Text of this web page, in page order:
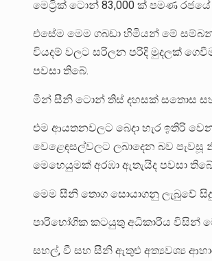
මෙට්‍රික් ටොන් 83,000 ක් පමණ රජයේ
එසේම මෙම ගබඩා හිමියන් මේ
වියදම් වලට සරිලන පරිදි මුදලක්
පවසා තිබේ.
මින් සීනි ටොන් තිස් දහසක් සතොස සහ
එම ආයතනවලට බෙදා හැර ඉතිරි
වෙළෙඳසල්වලට ලබාදෙන බව
මෙහෙයුමක් අරඹා ඇතැයිද පවසා
මෙම සීනි තොග සොයාගනු ලැබුවේ
පාරිභෝගික කටයුතු අධිකාරිය විසින්
සහල්, වී සහ සීනි ඇතුළු අත්‍යවශ්‍ය